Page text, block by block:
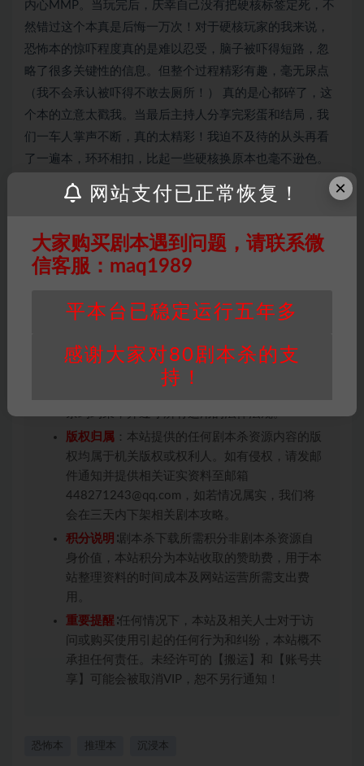
内心MMP。当玩完后，庆幸自己没有把硬核标签定死，不
然错过这个本真是后悔一万次！对于硬核玩家的我来说，
恐怖本的惊吓程度真的是难以忍受，脑子被吓得短路，忽
略了很多关键性的信息。但整个过程精彩有趣，毫无尿点
（我不会承认被吓得不敢去厕所！） 真的是心都碎了，这
个本的立意太戳我。当最后主持人分享完彩蛋和结局，我
们一车人掌声不断，真的太精彩！我迫不及待的从头再看
了一遍本，环环相扣，比起一些硬核换原本也毫不逊色。
再说就是剧透了，只能说目前为止我玩过最精彩的还原
本，虽然是恐怖…
因百度网盘限制，链接有失效的风险，如遇到无
器→点此下载←
投稿+个人整理而来，仅供学习研究使用，请勿
用于商业用途!任何人访问、浏览本站，购买或
条约约束，并遵守所有适用的法律法规。
版权归属 ：本站提供的任何剧本杀资源内容的版
权均属于机关版权或权利人。如有侵权，请发邮
件通知并提供相关证实资料至邮箱
448271243@qq.com，如若情况属实，我们将
会在三天内下架相关剧本攻略。
积分说明 ∶剧本杀下载所需积分非剧本杀资源自
身价值，本站积分为本站收取的赞助费，用于本
站整理资料的时间成本及网站运营所需支出费
用。
重要提醒 ∶任何情况下，本站及相关人士对于访
问或购买使用引起的任何行为和纠纷，本站概不
承担任何责任。未经许可的【搬运】和【账号共
享】可能会被取消VIP，恕不另行通知！
恐怖本 推理本 沉浸本
×
网站支付已正常恢复！
大家购买剧本遇到问题，请联系微
信客服：maq1989
平本台已稳定运行五年多
感谢大家对80剧本杀的支
持！